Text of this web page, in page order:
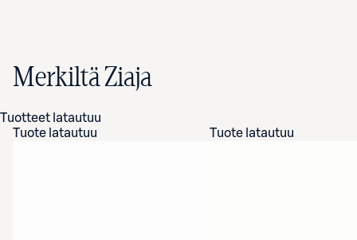
Merkiltä Ziaja
Tuotteet latautuu
Tuote latautuu
Tuote latautuu